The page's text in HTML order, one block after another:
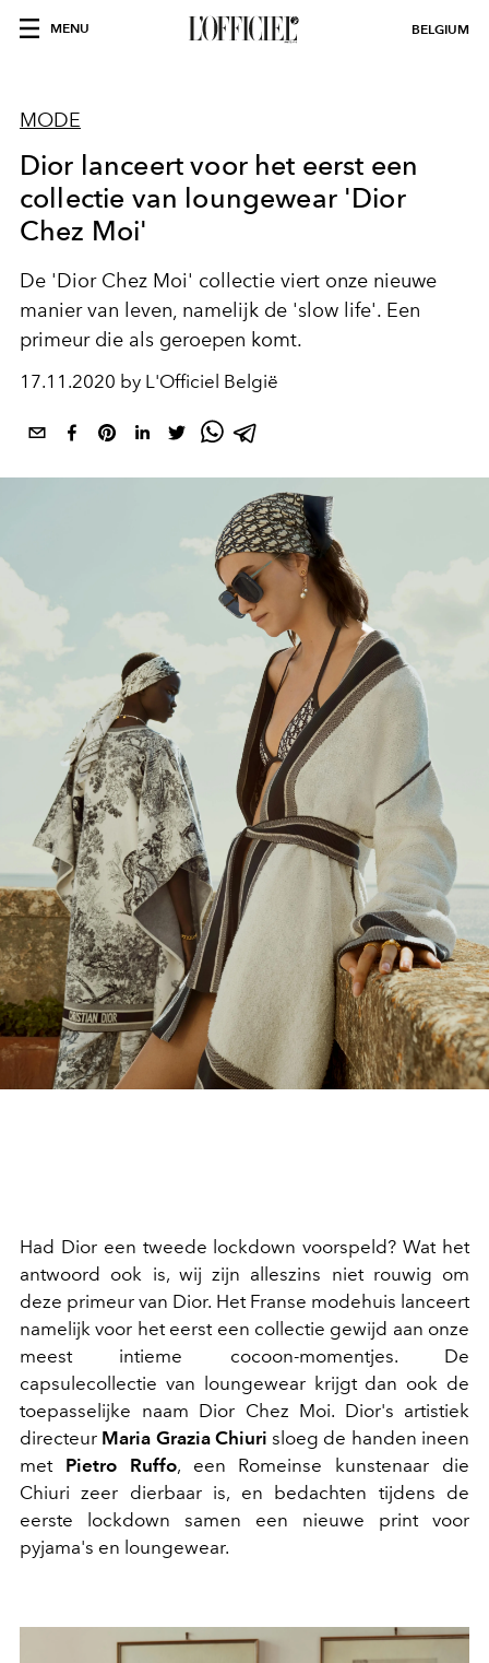
MENU BELGIUM
MODE
Dior lanceert voor het eerst een
collectie van loungewear 'Dior
Chez Moi'
De 'Dior Chez Moi' collectie viert onze nieuwe
manier van leven, namelijk de 'slow life'. Een
primeur die als geroepen komt.
17.11.2020 by L'Officiel België
Had Dior een tweede lockdown voorspeld? Wat het
antwoord ook is, wij zijn alleszins niet rouwig om
deze primeur van Dior. Het Franse modehuis lanceert
namelijk voor het eerst een collectie gewijd aan onze
meest intieme cocoon-momentjes. De
capsulecollectie van loungewear krijgt dan ook de
toepasselijke naam Dior Chez Moi. Dior's artistiek
directeur Maria Grazia Chiuri sloeg de handen ineen
met Pietro Ruffo, een Romeinse kunstenaar die
Chiuri zeer dierbaar is, en bedachten tijdens de
eerste lockdown samen een nieuwe print voor
pyjama's en loungewear.